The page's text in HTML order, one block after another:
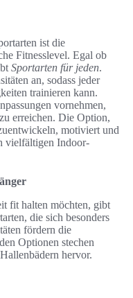
ist die
Fitnesslevel. Egal ob
Sportarten für jeden.
an, sodass jeder
trainieren kann.
vornehmen,
erreichen. Die Option,
motiviert und
vielfältigen Indoor-
fit halten möchten, gibt
die sich besonders
fördern die
Optionen stechen
hervor.